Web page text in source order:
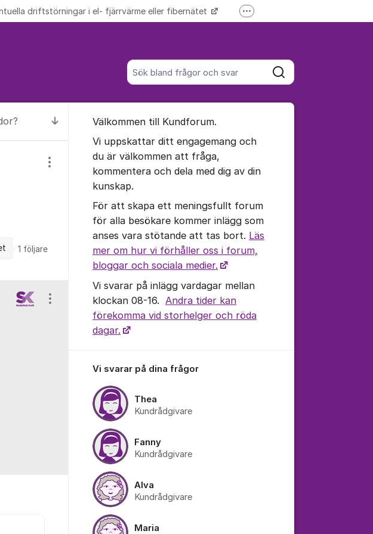
Sök bland alla inlägg
Sök
driftstörningar i el- fjärrvärme eller fibernätet Fler supportlänkar
Till senaste kommentaren
Visa/dölj inställningar för inlägg/kommentar
1 följare
Visa/dölj inställningar för inlägg/kommentar
Välkommen till Kundforum.
Vi uppskattar ditt engagemang och
du är välkommen att fråga,
kommentera och dela med dig av din
kunskap.
För att skapa ett meningsfullt forum
för alla besökare kommer inlägg som
anses vara stötande att tas bort. Läs
mer om hur vi förhåller oss i forum,
bloggar och sociala medier.
Vi svarar på inlägg vardagar mellan
klockan 08-16. Andra tider kan
förekomma vid storhelger och röda
dagar.
Vi svarar på dina frågor
Thea
Kundrådgivare
Fanny
Kundrådgivare
Alva
Kundrådgivare
Maria